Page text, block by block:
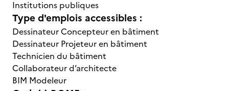
Institutions publiques
Type d'emplois accessibles :
Dessinateur Concepteur en bâtiment
Dessinateur Projeteur en bâtiment
Technicien du bâtiment
Collaborateur d’architecte
BIM Modeleur